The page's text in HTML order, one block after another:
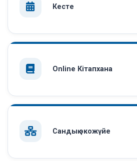
Кесте
Online Кітапхана
Сандық экожүйе